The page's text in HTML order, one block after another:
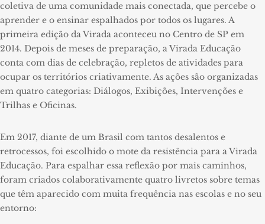
coletiva de uma comunidade mais conectada, que percebe o
aprender e o ensinar espalhados por todos os lugares. A
primeira edição da Virada aconteceu no Centro de SP em
2014. Depois de meses de preparação, a Virada Educação
conta com dias de celebração, repletos de atividades para
ocupar os territórios criativamente. As ações são organizadas
em quatro categorias: Diálogos, Exibições, Intervenções e
Trilhas e Oficinas.
Em 2017, diante de um Brasil com tantos desalentos e
retrocessos, foi escolhido o mote da resistência para a Virada
Educação. Para espalhar essa reflexão por mais caminhos,
foram criados colaborativamente quatro livretos sobre temas
que têm aparecido com muita frequência nas escolas e no seu
entorno: